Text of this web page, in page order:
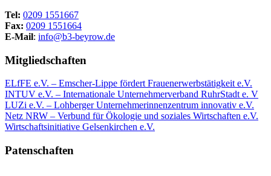
Tel: 0209 1551667
Fax: 0209 1551664
E-Mail: info@b3-beyrow.de
Mitgliedschaften
ELfFE e.V. – Emscher-Lippe fördert Frauenerwerbstätigkeit e.V.
INTUV e.V. – Internationale Unternehmerverband RuhrStadt e. V
LUZi e.V. – Lohberger Unternehmerinnenzentrum innovativ e.V.
Netz NRW – Verbund für Ökologie und soziales Wirtschaften e.V.
Wirtschaftsinitiative Gelsenkirchen e.V.
Patenschaften